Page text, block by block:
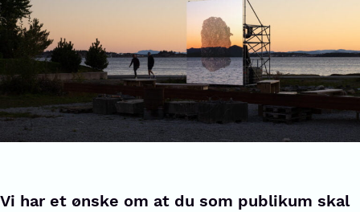
Vi har et ønske om at du som publikum skal